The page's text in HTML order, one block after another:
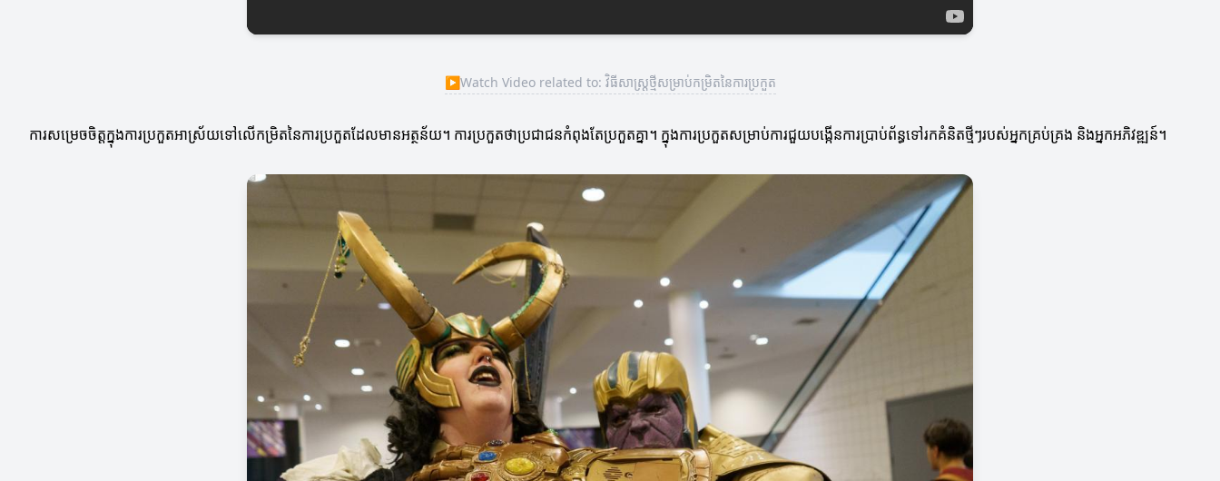
▶Watch Video related to: វិធីសាស្ត្រថ្មីសម្រាប់កម្រិតនៃការប្រកួត
ការសម្រេចចិត្តក្នុងការប្រកួតអាស្រ័យទៅលើកម្រិតនៃការប្រកួតដែលមានអត្ថន័យ។ ការប្រកួតថាប្រជាជនកំពុងតែប្រកួតគ្នា។ ក្នុងការប្រកួតសម្រាប់ការជួយបង្កើនការប្រាប់ព័ន្ធទៅរកគំនិតថ្មីៗរបស់អ្នកគ្រប់គ្រង និងអ្នកអភិវឌ្ឍន៍។